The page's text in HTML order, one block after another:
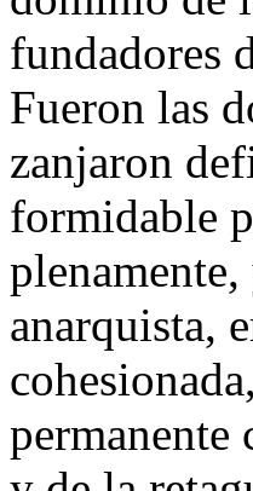
fundadores
Fueron las
zanjaron
formidable
anarquista,
permanente